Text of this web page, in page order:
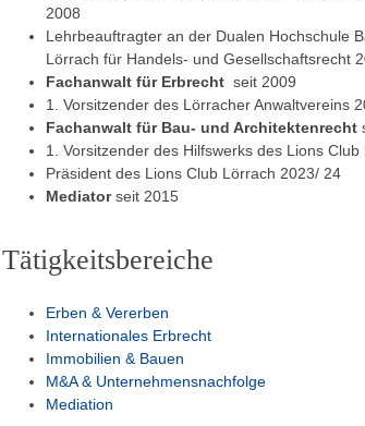
2008
Lehrbeauftragter an der Dualen Hochschule
Lörrach für Handels- und Gesellschaftsrecht
Fachanwalt für Erbrecht seit 2009
1. Vorsitzender des Lörracher Anwaltvereins
Fachanwalt für Bau- und Architektenrecht
1. Vorsitzender des Hilfswerks des Lions
Präsident des Lions Club Lörrach 2023/ 24
Mediatorseit 2015
Tätigkeitsbereiche
Erben & Vererben
Internationales Erbrecht
Immobilien & Bauen
M&A & Unternehmensnachfolge
Mediation